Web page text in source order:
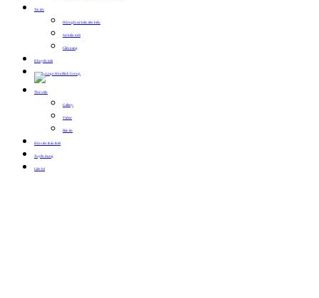
Tin tức
Hội nghị sự kiện tiêu biểu
Sự kiện mới
Cẩm nang
Khuyến mãi
Thư viện
Gallery
Video
Bản tin
Hội viên thân thiết
Tuyển dụng
Liên hệ